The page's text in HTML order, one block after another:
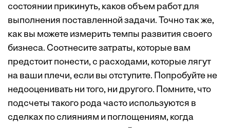
состоянии прикинуть, каков объем работ для
выполнения поставленной задачи. Точно так же,
как вы можете измерить темпы развития своего
бизнеса. Соотнесите затраты, которые вам
предстоит понести, с расходами, которые лягут
на ваши плечи, если вы отступите. Попробуйте не
недооценивать ни того, ни другого. Помните, что
подсчеты такого рода часто используются в
сделках по слияниям и поглощениям, когда